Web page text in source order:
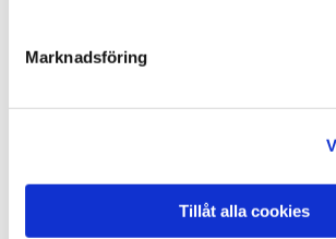
Marknadsföring
Tillåt alla cookies
Meddelande